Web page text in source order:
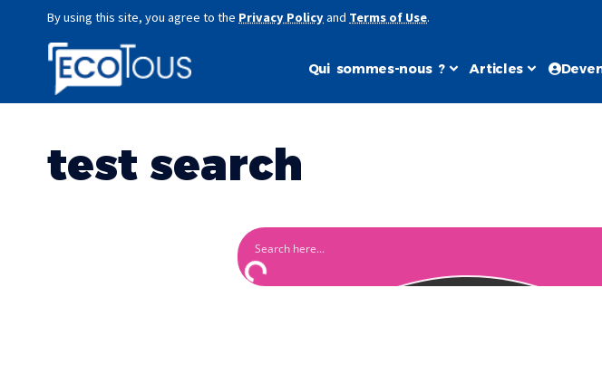
By using this site, you agree to the Privacy Policyand Terms of Use.
Qui sommes-nous ? Articles
test search